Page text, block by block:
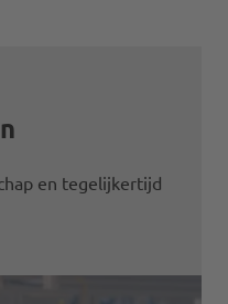
en tegelijkertijd